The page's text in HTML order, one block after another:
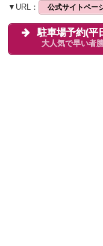
▼URL：
公式サイトペー
駐車場予約(平
大人気で早い者